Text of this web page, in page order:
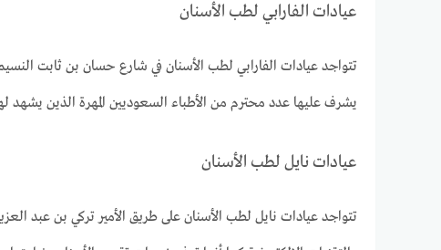
عيادات الفارابي لطب الأسنان
تتواجد عيادات الفارابي لطب الأسنان في شارع حسان بن ثابت
يشرف عليها عدد محترم من الأطباء السعوديين المهرة الذين يشهد
عيادات نايل لطب الأسنان
تتواجد عيادات نايل لطب الأسنان على طريق الأمير تركي بن عبد